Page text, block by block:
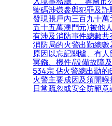
號碼涉嫌參與犯罪及
發現賬戶內三百九十
五十五萬澳門元)被他
有涉及消防事件總數
消防局的火警出勤總
原因以忘記關爐、有
冥鏹、機件/設備故障
534宗 佔火警總出勤
火警主要成因及須開
日常疏忽或安全防範